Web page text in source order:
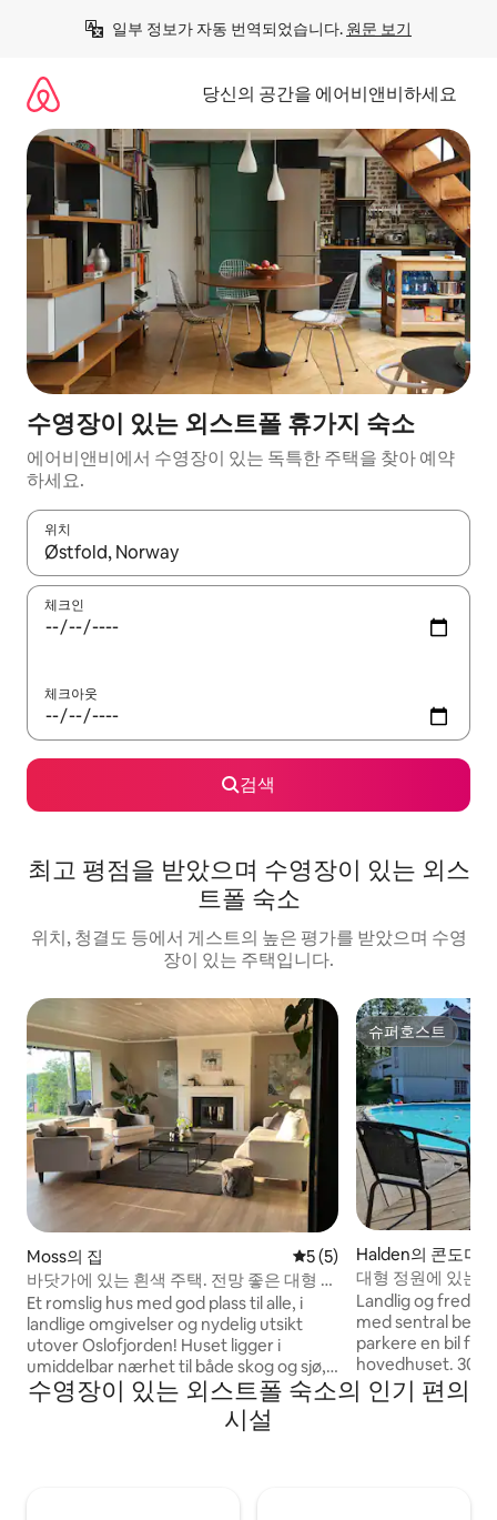
일부 정보가 자동 번역되었습니다. 원문 보기
당신의 공간을 에어비앤비하세요
수영장이 있는 외스트폴 휴가지 숙소
에어비앤비에서 수영장이 있는 독특한 주택을 찾아 예약
하세요.
위치
결과가 나오면 위·아래 화살표 키를 사용하거나 터치 또는 스와이
체크인
체크아웃
검색
최고 평점을 받았으며 수영장이 있는 외스
트폴 숙소
위치, 청결도 등에서 게스트의 높은 평가를 받았으며 수영
장이 있는 주택입니다.
Moss의 집 평점 5점(5점 만점), 후기 5
5 (5)
바닷가에 있는 흰색 주택. 전망 좋은 대형 주
택
Et romslig hus med god plass til alle, i
landlige omgivelser og nydelig utsikt
utover Oslofjorden! Huset ligger i
umiddelbar nærhet til både skog og sjø,
med tilgang til turstier og sykkelveier,
strender og båthavn. Huset har fire
soverom, stue, tv-stue og kjellerstue
슈퍼호스트
슈퍼호스트
Halden의 콘도미
Landlig og
med sentral
parkere en bil
hovedhuset. 300
Bussen går
Gass-grill
수영장이 있는 외스트폴 숙소의 인기 편의
시설